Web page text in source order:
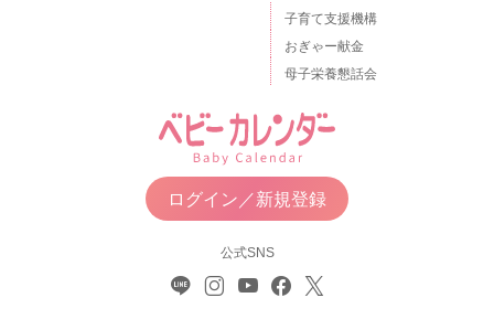
子育て支援機構
おぎゃー献金
母子栄養懇話会
ログイン／新規登録
公式SNS